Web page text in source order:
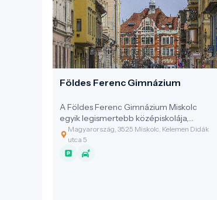
Földes Ferenc Gimnázium
A Földes Ferenc Gimnázium Miskolc
egyik legismertebb középiskolája,
amely az épület története, múltja miatt
a városnéző séták egyik fontos
helyszíne.
Magyarország, 3525 Miskolc, Kelemen Didák
utca 5